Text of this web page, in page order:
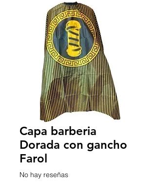
Capa barberia
Dorada con gancho
Farol
No hay reseñas